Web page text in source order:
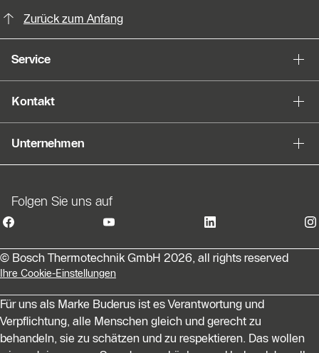
Zurück zum Anfang
Service
Kontakt
Unternehmen
Folgen Sie uns auf
© Bosch Thermotechnik GmbH 2026, all rights reserved
Ihre Cookie-Einstellungen
Für uns als Marke Buderus ist es Verantwortung und
Verpflichtung, alle Menschen gleich und gerecht zu
behandeln, sie zu schätzen und zu respektieren. Das wollen